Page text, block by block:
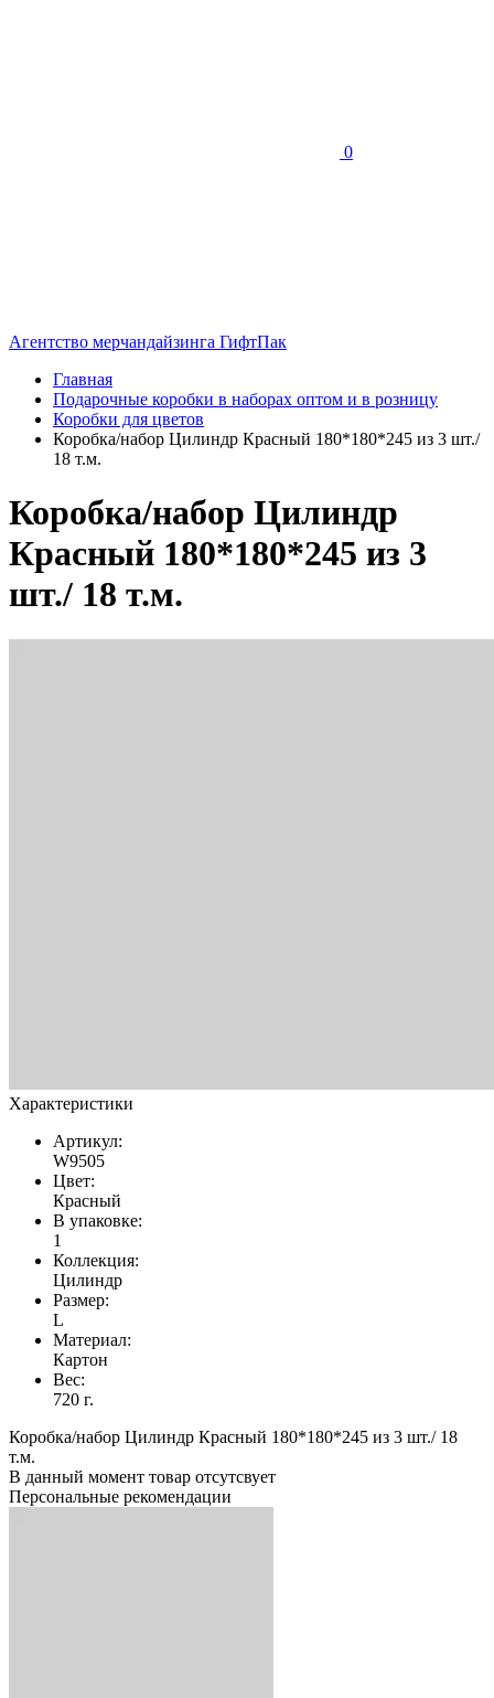
0
Агентство мерчандайзинга ГифтПак
Главная
Подарочные коробки в наборах оптом и в розницу
Коробки для цветов
Коробка/набор Цилиндр Красный 180*180*245 из 3 шт./
18 т.м.
Коробка/набор Цилиндр
Красный 180*180*245 из 3
шт./ 18 т.м.
Характеристики
Артикул:
W9505
Цвет:
Красный
В упаковке:
1
Коллекция:
Цилиндр
Размер:
L
Материал:
Картон
Вес:
720 г.
Коробка/набор Цилиндр Красный 180*180*245 из 3 шт./ 18
т.м.
В данный момент товар отсутсвует
Персональные рекомендации